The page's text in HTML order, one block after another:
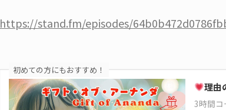
https://stand.fm/episodes/
初めての方にもおすすめ！
理由
3時間コ